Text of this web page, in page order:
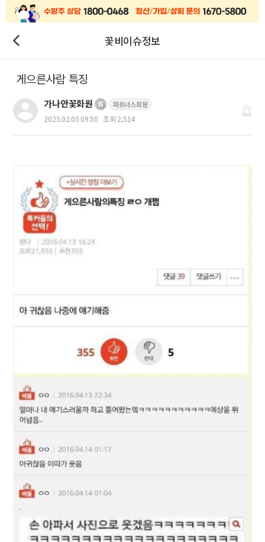
꽃비이슈정보
게으른사람 특징
가나안꽃화원 파트너스회원
2025.02.05 09:50 조회 2,514